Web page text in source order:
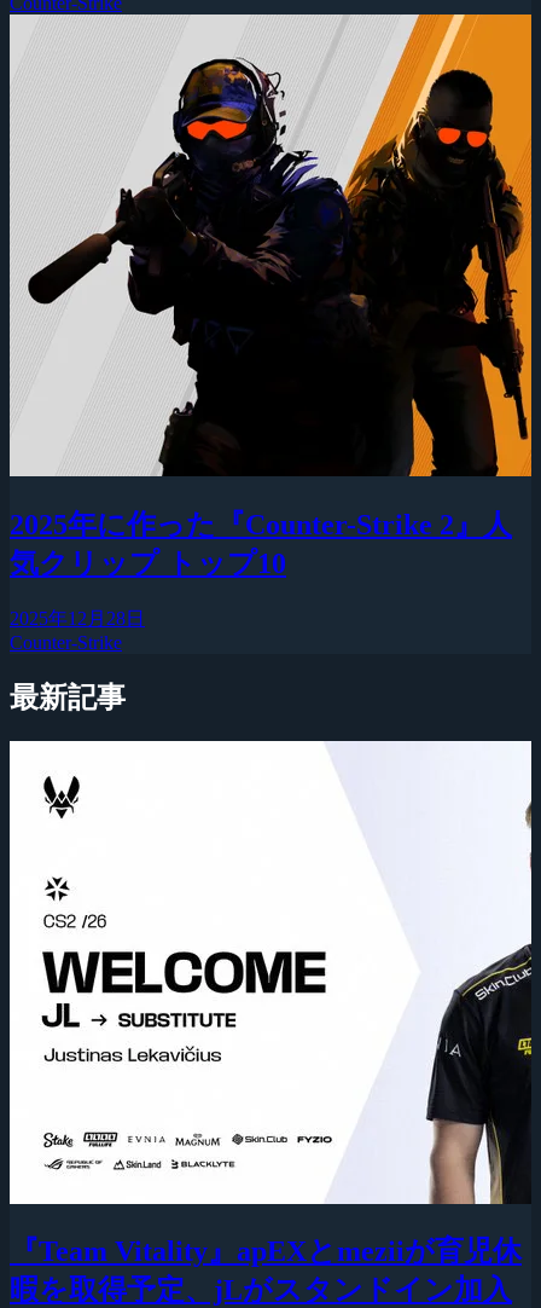
2025年に作った『Counter-Strike 2』人
気クリップ トップ10
2025年12月28日
Counter-Strike
最新記事
『Team Vitality』apEXとmeziiが育児休
暇を取得予定、jLがスタンドイン加入